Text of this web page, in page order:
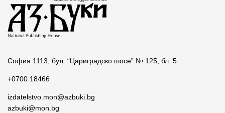
София 1113, бул. “Цариградско шосе” № 125, бл. 5
+0700 18466
izdatelstvo.mon@azbuki.bg
azbuki@mon.bg